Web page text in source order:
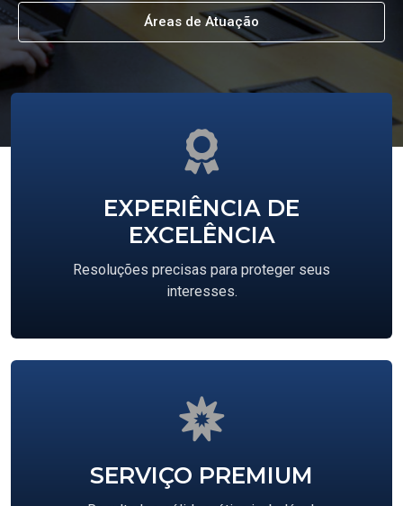
Áreas de Atuação
EXPERIÊNCIA DE
EXCELÊNCIA
Resoluções precisas para proteger seus
interesses.
SERVIÇO PREMIUM